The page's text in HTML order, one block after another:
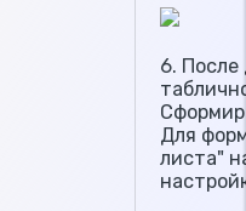
6. После
Для
листа"